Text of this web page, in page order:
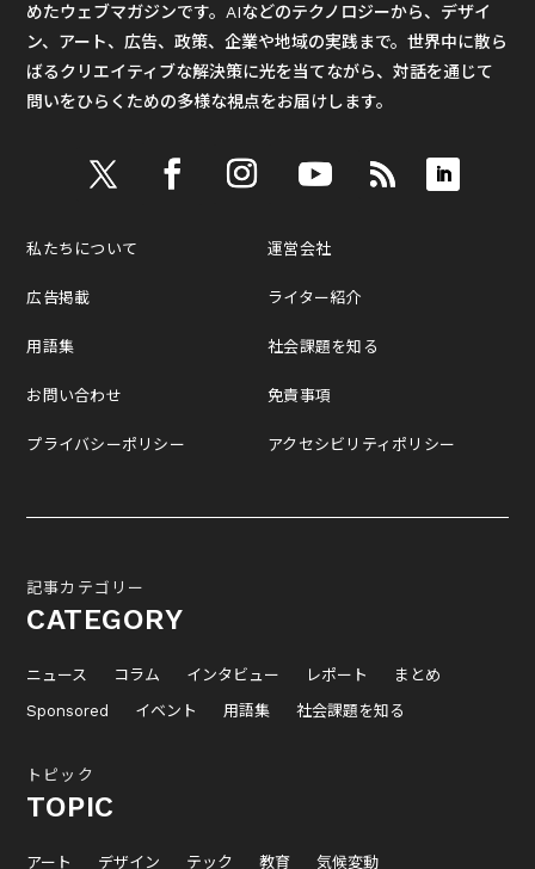
めたウェブマガジンです。AIなどのテクノロジーから、デザイ
ン、アート、広告、政策、企業や地域の実践まで。世界中に散ら
ばるクリエイティブな解決策に光を当てながら、対話を通じて
問いをひらくための多様な視点をお届けします。
私たちについて
広告掲載
用語集
お問い合わせ
プライバシーポリシー
運営会社
ライター紹介
社会課題を知る
免責事項
アクセシビリティポリシー
記事カテゴリー
CATEGORY
ニュース コラム インタビュー レポート
まとめ
Sponsored
イベント 用語集 社会課題を知る
トピック
TOPIC
アート デザイン テック 教育 気候変動